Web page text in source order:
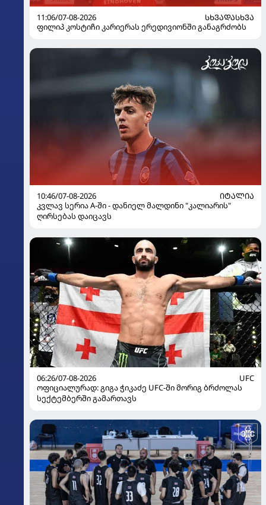
11:06/07-08-2026
ᲡᲮᲕᲐᲓᲐᲡᲮᲕᲐ
ფილიპ კოსტიჩი კარიერას ერედივიონში განაგრძობს
10:46/07-08-2026
ᲘᲢᲐᲚᲘᲐ
კვლავ სერია A-ში - დანიელ მალდინი "კალიარის"
ღირსებას დაიცავს
06:26/07-08-2026
UFC
ოფიციალურად: გიგა ჭიკაძე UFC-ში მორიგ ბრძოლას
სექტემბერში გამართავს